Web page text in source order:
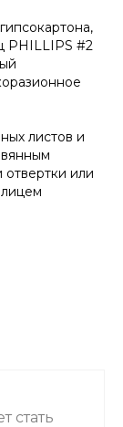
PHILLIPS #2
листов и
или
стать